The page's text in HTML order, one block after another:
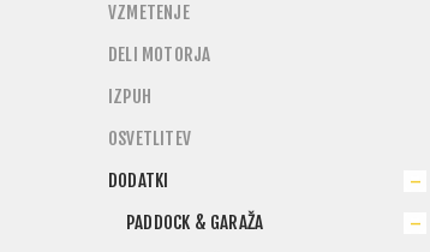
VZMETENJE
DELI MOTORJA
IZPUH
OSVETLITEV
DODATKI
PADDOCK & GARAŽA